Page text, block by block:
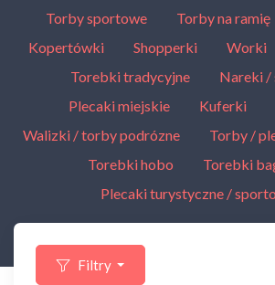
Torby sportowe Torby na ramię
Kopertówki
Shopperki Worki
Torebki tradycyjne
Nareki /
Plecaki miejskie
Kuferki
Walizki / torby podrózne
Torby /
Torebki hobo
Torebki
Plecaki turystyczne /
Filtry